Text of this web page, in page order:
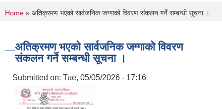
You are here
Home » अतिक्रमण भएको सार्वजनिक जग्गाको विवरण संकलन गर्ने सम्बन्धी सूचना ।
अतिक्रमण भएको सार्वजनिक जग्गाको विवरण
संकलन गर्ने सम्बन्धी सूचना ।
Submitted on: Tue, 05/05/2026 - 17:16